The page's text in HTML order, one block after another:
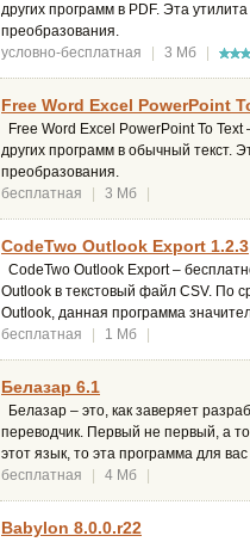
других программ в PDF. Эта
преобразования.
условно-бесплатная
3 Мб
Free Word Excel PowerPoint
Free Word Excel PowerPoint To
других программ в обычный текст.
преобразования.
бесплатная
3 Мб
CodeTwo Outlook Export 1.2.3
CodeTwo Outlook Export –
Outlook в текстовый файл CSV. По
Outlook, данная программа
бесплатная
1 Мб
Белазар 6.1
Белазар – это, как заверяет
переводчик. Первый не первый, а
этот язык, то эта программа для
бесплатная
4 Мб
Babylon 8.0.0.r22